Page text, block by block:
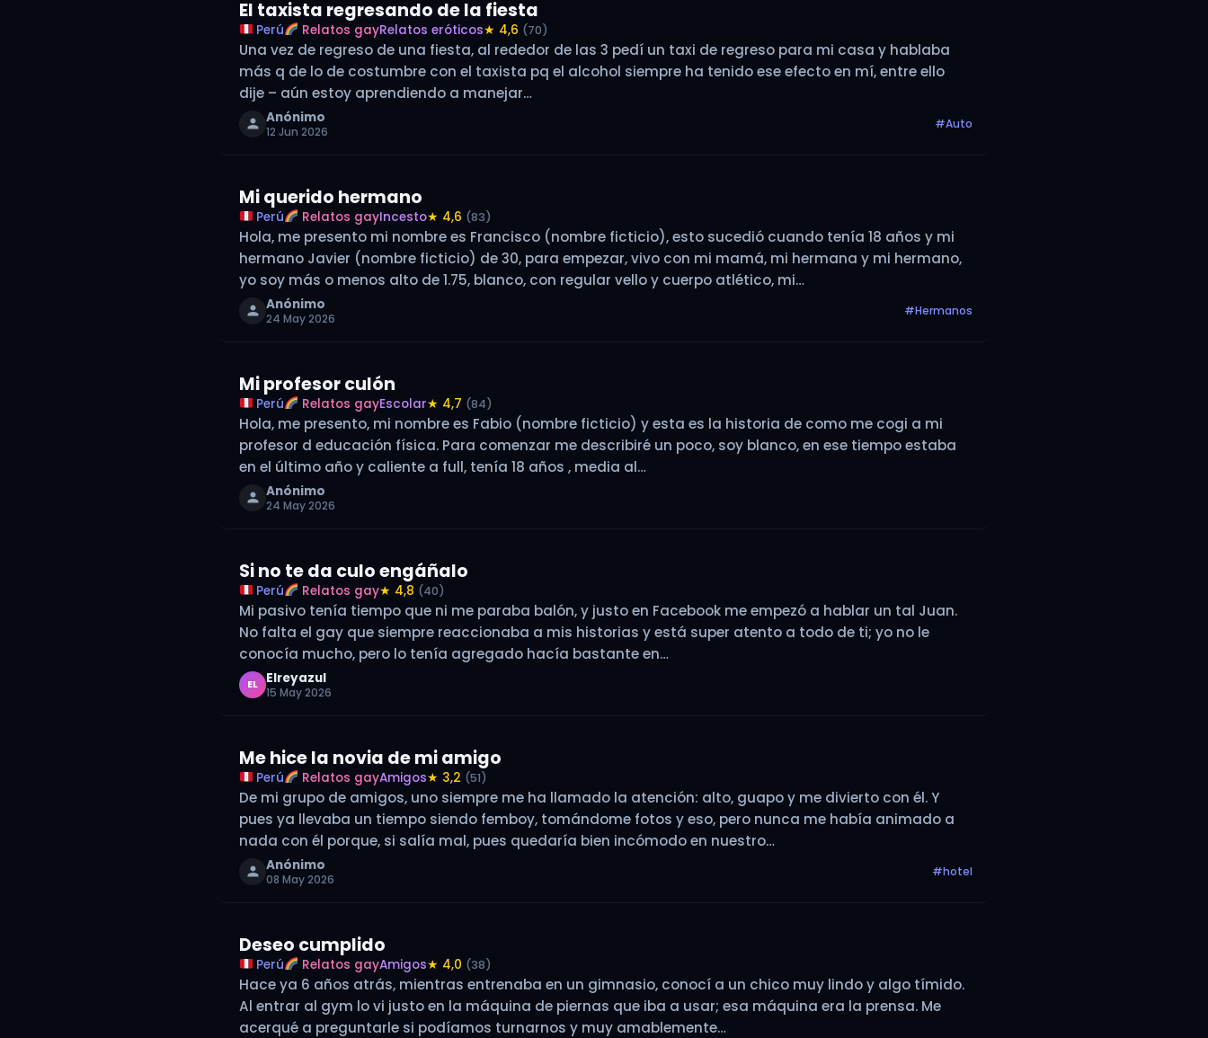
El taxista regresando de la fiesta
Perú Relatos gayRelatos eróticos★ 4,6 (70)
Una vez de regreso de una fiesta, al rededor de las 3 pedí un taxi de regreso para mi casa y hablaba
más q de lo de costumbre con el taxista pq el alcohol siempre ha tenido ese efecto en mí, entre ello
dije – aún estoy aprendiendo a manejar…
Anónimo
12 Jun 2026
#Auto
Mi querido hermano
Perú Relatos gayIncesto★ 4,6 (83)
Hola, me presento mi nombre es Francisco (nombre ficticio), esto sucedió cuando tenía 18 años y mi
hermano Javier (nombre ficticio) de 30, para empezar, vivo con mi mamá, mi hermana y mi hermano,
yo soy más o menos alto de 1.75, blanco, con regular vello y cuerpo atlético, mi…
Anónimo
24 May 2026
#Hermanos
Mi profesor culón
Perú Relatos gayEscolar★ 4,7 (84)
Hola, me presento, mi nombre es Fabio (nombre ficticio) y esta es la historia de como me cogi a mi
profesor d educación física. Para comenzar me describiré un poco, soy blanco, en ese tiempo estaba
en el último año y caliente a full, tenía 18 años , media al…
Anónimo
24 May 2026
Si no te da culo engáñalo
Perú Relatos gay★ 4,8 (40)
Mi pasivo tenía tiempo que ni me paraba balón, y justo en Facebook me empezó a hablar un tal Juan.
No falta el gay que siempre reaccionaba a mis historias y está super atento a todo de ti; yo no le
conocía mucho, pero lo tenía agregado hacía bastante en…
EL Elreyazul
15 May 2026
Me hice la novia de mi amigo
Perú Relatos gayAmigos★ 3,2 (51)
De mi grupo de amigos, uno siempre me ha llamado la atención: alto, guapo y me divierto con él. Y
pues ya llevaba un tiempo siendo femboy, tomándome fotos y eso, pero nunca me había animado a
nada con él porque, si salía mal, pues quedaría bien incómodo en nuestro…
Anónimo
08 May 2026
#hotel
Deseo cumplido
Perú Relatos gayAmigos★ 4,0 (38)
Hace ya 6 años atrás, mientras entrenaba en un gimnasio, conocí a un chico muy lindo y algo tímido.
Al entrar al gym lo vi justo en la máquina de piernas que iba a usar; esa máquina era la prensa. Me
acerqué a preguntarle si podíamos turnarnos y muy amablemente…